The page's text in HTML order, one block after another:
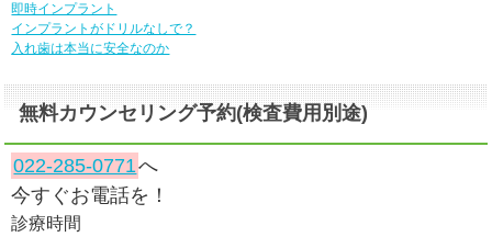
即時インプラント
インプラントがドリルなしで？
入れ歯は本当に安全なのか
無料カウンセリング予約(検査費用別途)
022-285-0771へ
今すぐお電話を！
診療時間